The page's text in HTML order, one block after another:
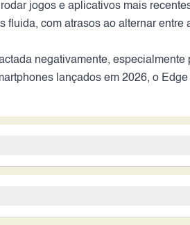
jogos e aplicativos mais
fluida, com atrasos ao alternar entre
negativamente,
lançados em 2026, o
A falta de recursos avançados
e a qualidade das fotos e